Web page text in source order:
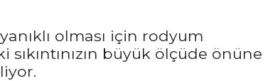
olması için rodyum
büyük ölçüde önüne